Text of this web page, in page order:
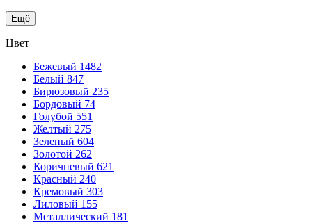
Ещё
Цвет
Бежевый 1482
Белый 847
Бирюзовый 235
Бордовый 74
Голубой 551
Желтый 275
Зеленый 604
Золотой 262
Коричневый 621
Красный 240
Кремовый 303
Лиловый 155
Металлический 181